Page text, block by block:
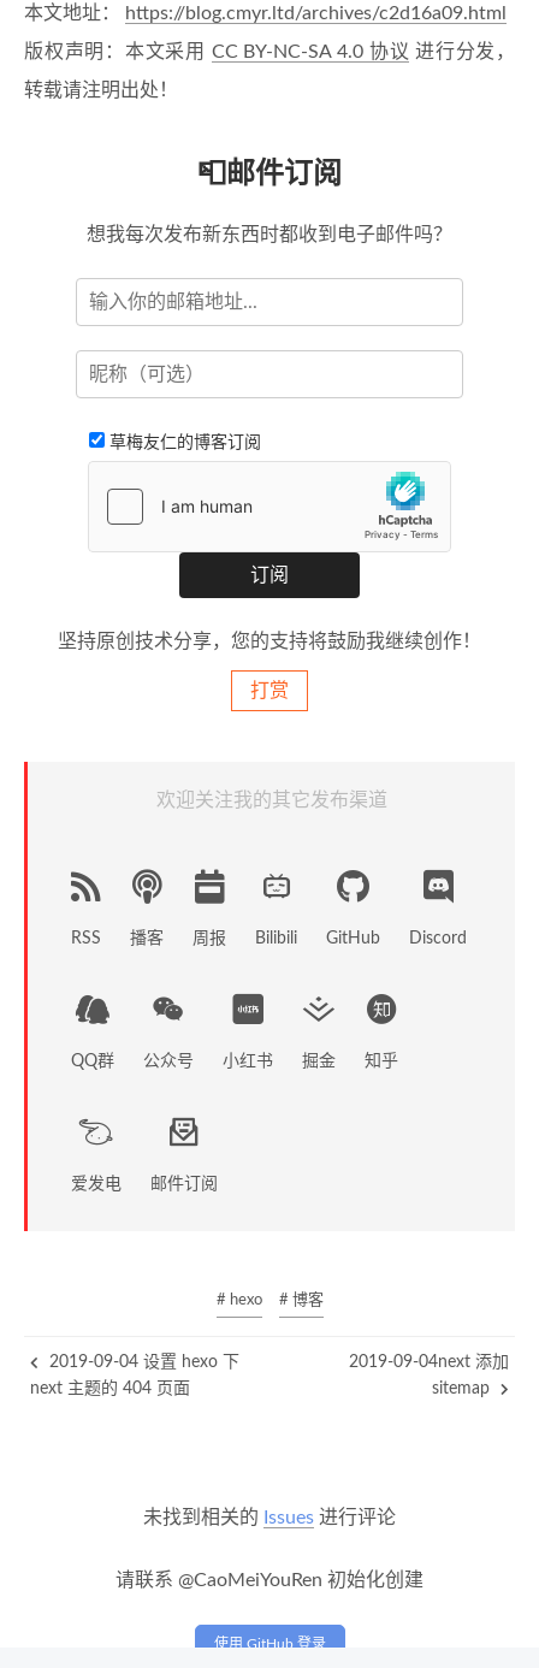
本文地址：
https://blog.cmyr.ltd/archives/c2d16a09.html
版权声明：本文采用 CC BY-NC-SA 4.0 协议 进行分发，
转载请注明出处！
📮邮件订阅
想我每次发布新东西时都收到电子邮件吗？
草梅友仁的博客订阅
坚持原创技术分享，您的支持将鼓励我继续创作！
打赏
欢迎关注我的其它发布渠道
RSS 播客 周报 Bilibili GitHub Discord
QQ群 公众号 小红书 掘金 知乎
爱发电 邮件订阅
# hexo # 博客
2019-09-04 设置 hexo 下
next 主题的 404 页面
2019-09-04next 添加
sitemap
未找到相关的 Issues 进行评论
请联系 @CaoMeiYouRen 初始化创建
使用 GitHub 登录